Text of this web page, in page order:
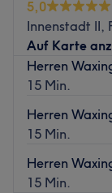
5,0
Innenstadt II,
Auf Karte
Herren
15 Min.
Herren
15 Min.
Herren
15 Min.